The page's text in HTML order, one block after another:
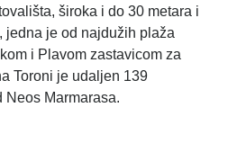
široka i do 30 metara i
jedna je od najdužih plaža
i Plavom zastavicom za
Toroni je udaljen 139
Neos Marmarasa.